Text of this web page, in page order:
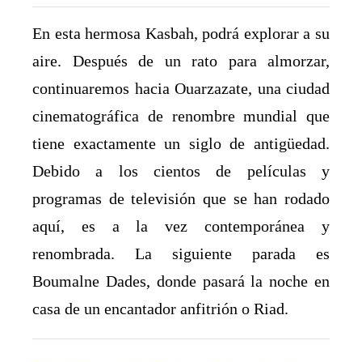
En esta hermosa Kasbah, podrá explorar a su
aire. Después de un rato para almorzar,
continuaremos hacia Ouarzazate, una ciudad
cinematográfica de renombre mundial que
tiene exactamente un siglo de antigüedad.
Debido a los cientos de películas y
programas de televisión que se han rodado
aquí, es a la vez contemporánea y
renombrada. La siguiente parada es
Boumalne Dades, donde pasará la noche en
casa de un encantador anfitrión o Riad.